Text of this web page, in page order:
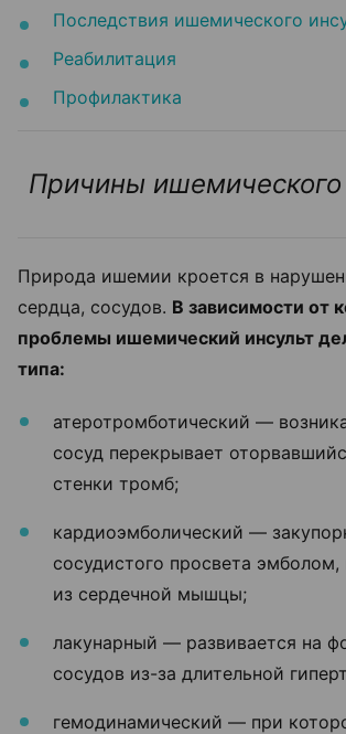
Последствия ишемического
Реабилитация
Профилактика
Причины ишемического
Природа ишемии кроется в
сердца, сосудов. В зависимости от
проблемы ишемический инсульт
типа:
атеротромботический —
сосуд перекрывает
стенки тромб;
кардиоэмболический —
сосудистого просвета
из сердечной мышцы;
лакунарный — развивается на
сосудов из-за длительной
гемодинамический — при